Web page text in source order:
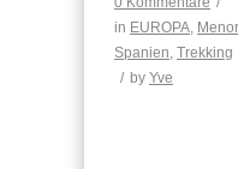
in EUROPA,
Spanien, Trekking
/ by Yve